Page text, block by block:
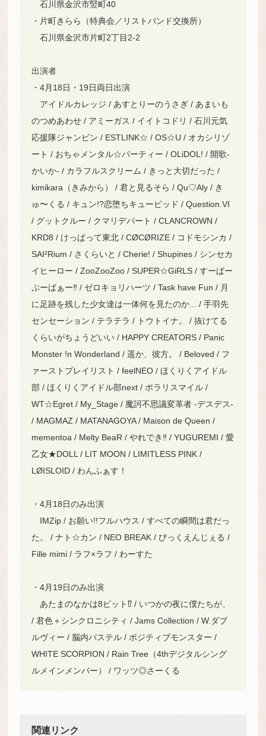
石川県金沢市竪町40
・片町きらら（特典会／リストバンド交換所）
石川県金沢市片町2丁目2-2
出演者
・4月18日・19日両日出演
アイドルカレッジ / あすとりーのうさぎ / あまいも
のつめあわせ / アミーガス / イイトコドリ / 石川元気
応援隊ジャンピン / ESTLINK☆ / OS☆U / オカシリゾ
ート / おちゃメンタル☆パーティー / OLiDOL! / 開歌-
かいか- / カラフルスクリーム / きっと大切だった /
kimikara（きみから） / 君と見るそら / Qu♡Aly / き
ゅ〜くる / キュン!?恋堕ちキューピッド / Question.VI
/ グットクルー / クマリデパート / CLANCROWN /
KRD8 / けっぱって東北 / CØCØRIZE / コドモシンカ /
SAI²Rium / さくらいと / Cherie! / Shupines / シンセカ
イヒーロー / ZooZooZoo / SUPER☆GiRLS / すーぱー
ぷーばぁー‼ / ゼロキョリハーツ / Task have Fun / 月
に足跡を残した少女達は一体何を見たのか... / 手羽先
センセーション / テラテラ / トウトイナ。 / 抜けてる
くらいがちょうどいい / HAPPY CREATORS / Panic
Monster !n Wonderland / 遥か、彼方。 / Beloved / フ
ァーストプレイリスト / feelNEO / ほくりくアイドル
部 / ほくりくアイドル部next / ポラリスマイル /
WT☆Egret / My_Stage / 魔訶不思議変革者 -デスデス-
/ MAGMAZ / MATANAGOYA / Maison de Queen /
mementoa / Melty BeaR / やれでき‼︎ / YUGUREMI / 愛
乙女★DOLL / LIT MOON / LIMITLESS PINK /
LØISLOID / わんふぁす！
・4月18日のみ出演
IMZip / お願い!!フルハウス / すべての瞬間は君だっ
た。 / ナト☆カン / NEO BREAK / びっくえんじぇる /
Fille mimi / ラフ×ラフ / わーすた
・4月19日のみ出演
あたまのなかは8ビット⁉︎ / いつかの夜に僕たちが、
/ 君色＋シンクロニシティ / Jams Collection / W.ダブ
ルヴィー / 脳内パステル / ボジティブモンスター /
WHITE SCORPION / Rain Tree（4thデジタルシング
ルメインメンバー） / ワッツ◎さーくる
関連リンク